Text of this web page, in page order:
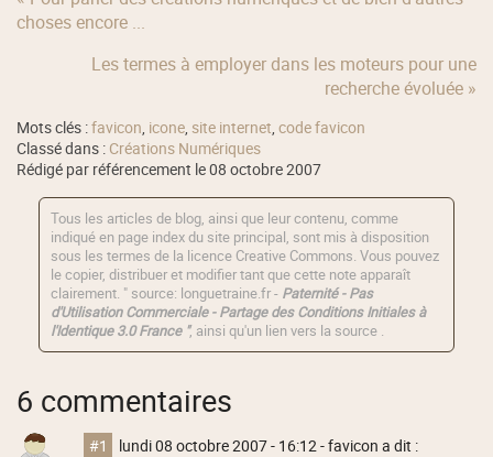
choses encore ...
Les termes à employer dans les moteurs pour une
recherche évoluée »
Mots clés :favicon, icone, site internet,code favicon
Classé dans : Créations Numériques
Rédigé par référencement le 08 octobre 2007
Tous les articles de blog, ainsi que leur contenu, comme
indiqué en page index du site principal, sont mis à disposition
sous les termes de la licence Creative Commons. Vous pouvez
le copier, distribuer et modifier tant que cette note apparaît
clairement. " source: longuetraine.fr - Paternité - Pas
d'Utilisation Commerciale - Partage des Conditions Initiales à
l'Identique 3.0 France ", ainsi qu'un lien vers la source .
6 commentaires
#1 lundi 08 octobre 2007 - 16:12 - favicon a dit :